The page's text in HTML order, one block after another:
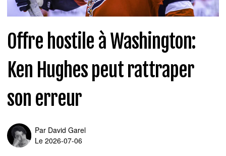
Offre hostile à Washington:
Ken Hughes peut rattraper
son erreur
Par David Garel
Le 2026-07-06